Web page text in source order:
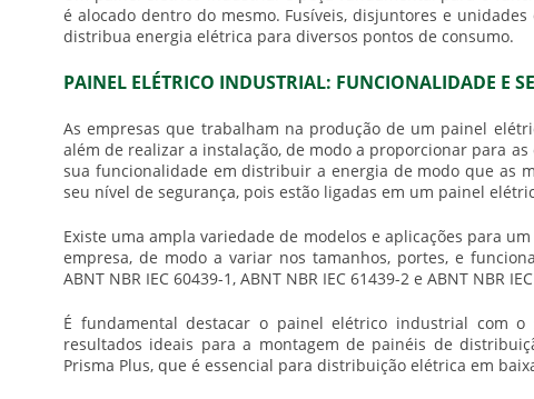
é alocado dentro do mesmo. Fusíveis, disjuntores e
distribua energia elétrica para diversos pontos de consumo.
PAINEL ELÉTRICO INDUSTRIAL: FUNCIONALIDADE E
As empresas que trabalham na produção de um painel
além de realizar a instalação, de modo a proporcionar para
sua funcionalidade em distribuir a energia de modo que as
seu nível de segurança, pois estão ligadas em um painel
Existe uma ampla variedade de modelos e aplicações para um
empresa, de modo a variar nos tamanhos, portes, e
ABNT NBR IEC 60439-1, ABNT NBR IEC 61439-2 e ABNT NBR
É fundamental destacar o painel elétrico industrial com o
resultados ideais para a montagem de painéis de
Prisma Plus, que é essencial para distribuição elétrica em